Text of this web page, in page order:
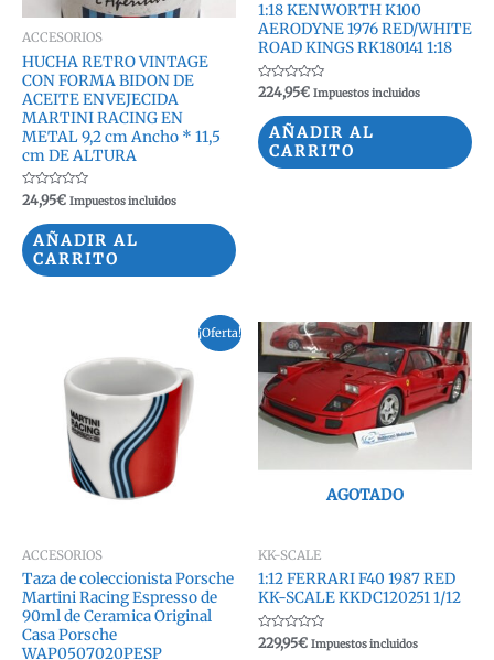
ACCESORIOS
HUCHA RETRO VINTAGE
CON FORMA BIDON DE
ACEITE ENVEJECIDA
MARTINI RACING EN
METAL 9,2 cm Ancho * 11,5
cm DE ALTURA
Valorado
con
de
5
24,95€ Impuestos incluidos
AÑADIR AL
CARRITO
1:18 KENWORTH K100
AERODYNE 1976 RED/WHITE
ROAD KINGS RK180141 1:18
Valorado
de
5
224,95€ Impuestos incluidos
AÑADIR AL
CARRITO
¡Oferta!
ACCESORIOS
Taza de coleccionista Porsche
Martini Racing Espresso de
90ml de Ceramica Original
Casa Porsche
WAP0507020PESP
AGOTADO
KK-SCALE
1:12 FERRARI F40 1987 RED
KK-SCALE KKDC120251 1/12
Valorado
con
229,95€ Impuestos incluidos